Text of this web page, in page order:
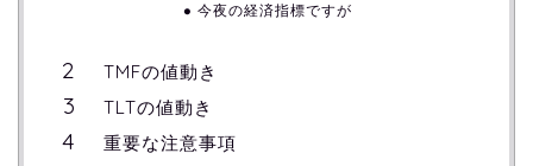
今夜の経済指標ですが
TMFの値動き
TLTの値動き
重要な注意事項